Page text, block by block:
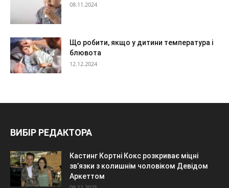
08.11.2024
Що робити, якщо у дитини температура і
блювота
12.12.2024
ВИБІР РЕДАКТОРА
Кастинг Кортні Кокс розкриває міцні
зв’язки з колишнім чоловіком Девідом
Аркеттом